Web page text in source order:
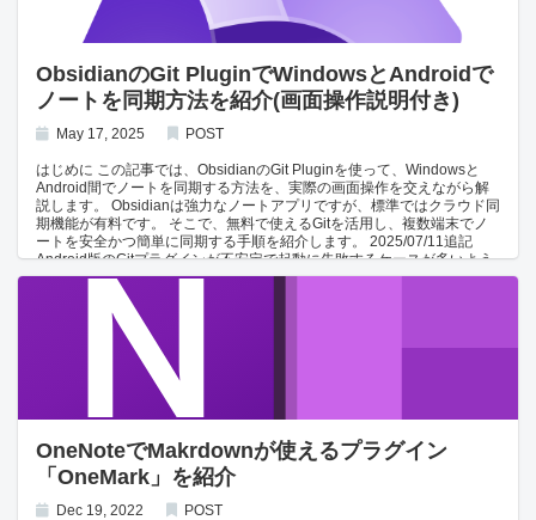
Obsidianのノートの保存先をOneDriveに変更 Obsidianのノートの保存
先をOndriveに変更します。 これでAndroid版にもファイルが送信され
るようになります。 Obsidian AndroidではOneDrive上のフォルダを
Vaultとして開けないので、FolderSyncを使用します。 FolderSyncにス
トレージアクセスの権限を付与して Folder Syncにストレージアクセス
権限を付与する必要があるので、Folder Syncを起動し、権限を付与し
ます。 一旦、セキュリティは度外視で全ファイルに権限を付与します。
FolderSyncにOnedriveアカウントを追加 Onedriveのアカウントを
Android版Obsidianの保存先のフォルダと、 OneDrive上のObsidianの保
存先を設定します。 取り込みが完了したら、WindowsとAndroid間で
Obisidianのノートを同期する環境の構築が完了です。 おわりに この記
事では、WindowsとAndroid間でObisidianのノートを同期する方法を紹
介しました。
ObsidianのGit PluginでWindowsとAndroidで
ノートを同期方法を紹介(画面操作説明付き)
May 17, 2025 POST
はじめに この記事では、ObsidianのGit Pluginを使って、Windowsと
Android間でノートを同期する方法を、実際の画面操作を交えながら解
説します。 Obsidianは強力なノートアプリですが、標準ではクラウド同
期機能が有料です。 そこで、無料で使えるGitを活用し、複数端末でノ
ートを安全かつ簡単に同期する手順を紹介します。 2025/07/11追記
Android版のGitプラグインが不安定で起動に失敗するケースが多いよう
なので、代替方法をこちらの記事に記載しました。 必要なもの GitHub
アカウント ノートを保存するリポジトリ作成に必要です。 Gitクライア
ント Windows PCでGit操作を行うために必要です。 Obsidian ノート管
理アプリ本体。Windows版・Android版をそれぞれインストールしてく
ださい。 Obsidian Git Plugin ObsidianでGit操作を自動化するためのプ
ラグインです。 Termux（Androidのみ） AndroidでGitコマンドを利用す
るためのLinux環境アプリです。 F-Droid（Androidのみ） Termuxをイン
ストールするためのオープンソースアプリストアです。 Gitリポジトリ
を作成 Obsidianのノートを格納するためのリポジトリをGitHubで作成
します。 リポジトリ名を入力し、Privateリポジトリを作成します。 Git
のパーソナルアクセストークンを発行 ObsidianがGitを操作するために
使用するパーソナルアクセストークン(PAT)を発行します。 Windows
PCの操作 ローカルにリポジトリをクローン 以下のコマンドを実行し、
リポジトリをローカルPCにクローンする。 git clone https://{git-
OneNoteでMakrdownが使えるプラグイン
「OneMark」を紹介
Dec 19, 2022 POST